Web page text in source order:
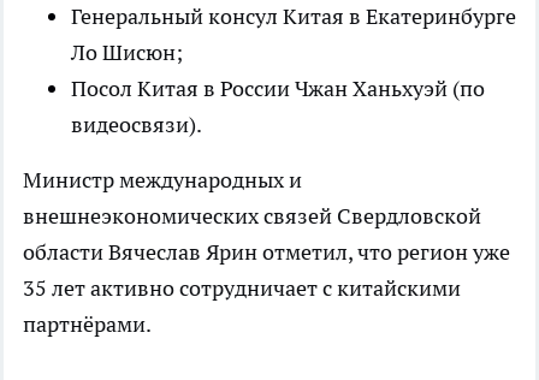
Генеральный консул Китая в Екатеринбурге
Ло Шисюн;
Посол Китая в России Чжан Ханьхуэй (по
видеосвязи).
Министр международных и
внешнеэкономических связей Свердловской
области Вячеслав Ярин отметил, что регион уже
35 лет активно сотрудничает с китайскими
партнёрами.